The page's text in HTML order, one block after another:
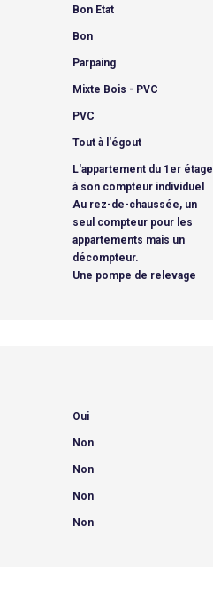
Bon Etat
Bon
Parpaing
Mixte Bois - PVC
PVC
Tout à l'égout
L'appartement du 1er étage
à son compteur individuel
Au rez-de-chaussée, un
seul compteur pour les
appartements mais un
décompteur.
Une pompe de relevage
Oui
Non
Non
Non
Non